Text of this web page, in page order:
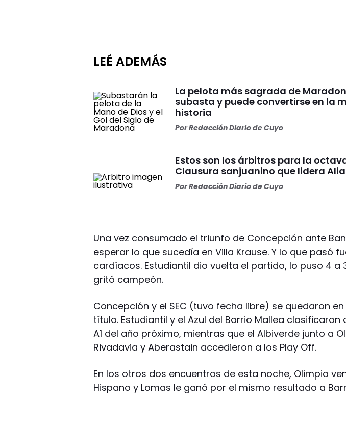
LEÉ ADEMÁS
La pelota más sagrada de
subasta y puede convertirse en la
historia
PorRedacción Diario de Cuyo
Estos son los árbitros para la
Clausura sanjuanino que lidera
PorRedacción Diario de Cuyo
Una vez consumado el triunfo de Concepción ante
esperar lo que sucedía en Villa Krause. Y lo que pasó
cardíacos. Estudiantil dio vuelta el partido, lo puso 4 a
gritó campeón.
Concepción y el SEC (tuvo fecha libre) se quedaron
título. Estudiantil y el Azul del Barrio Mallea clasificaron
A1 del año próximo, mientras que el Albiverde junto a
Rivadavia y Aberastain accedieron a los Play Off.
En los otros dos encuentros de esta noche, Olimpia
Hispano y Lomas le ganó por el mismo resultado a